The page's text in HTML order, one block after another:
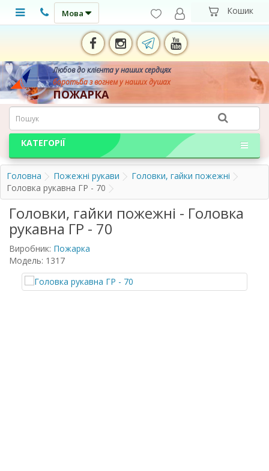
Мова
Любов до клієнта у наших сердцях
боротьба з вогнем у наших душах
ПОЖАРКА
КАТЕГОРІЇ
Головна Пожежні рукави
Головки, гайки пожежні
Головка рукавна ГР - 70
Головки, гайки пожежні - Головка
рукавна ГР - 70
Виробник: Пожарка
Модель: 1317